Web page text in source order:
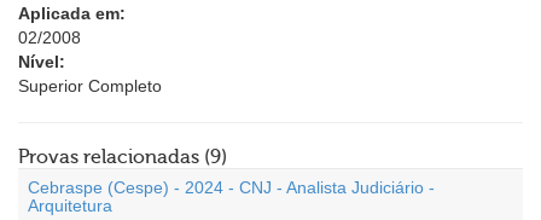
Aplicada em:
02/2008
Nível:
Superior Completo
Provas relacionadas (9)
Cebraspe (Cespe) - 2024 - CNJ - Analista Judiciário -
Arquitetura